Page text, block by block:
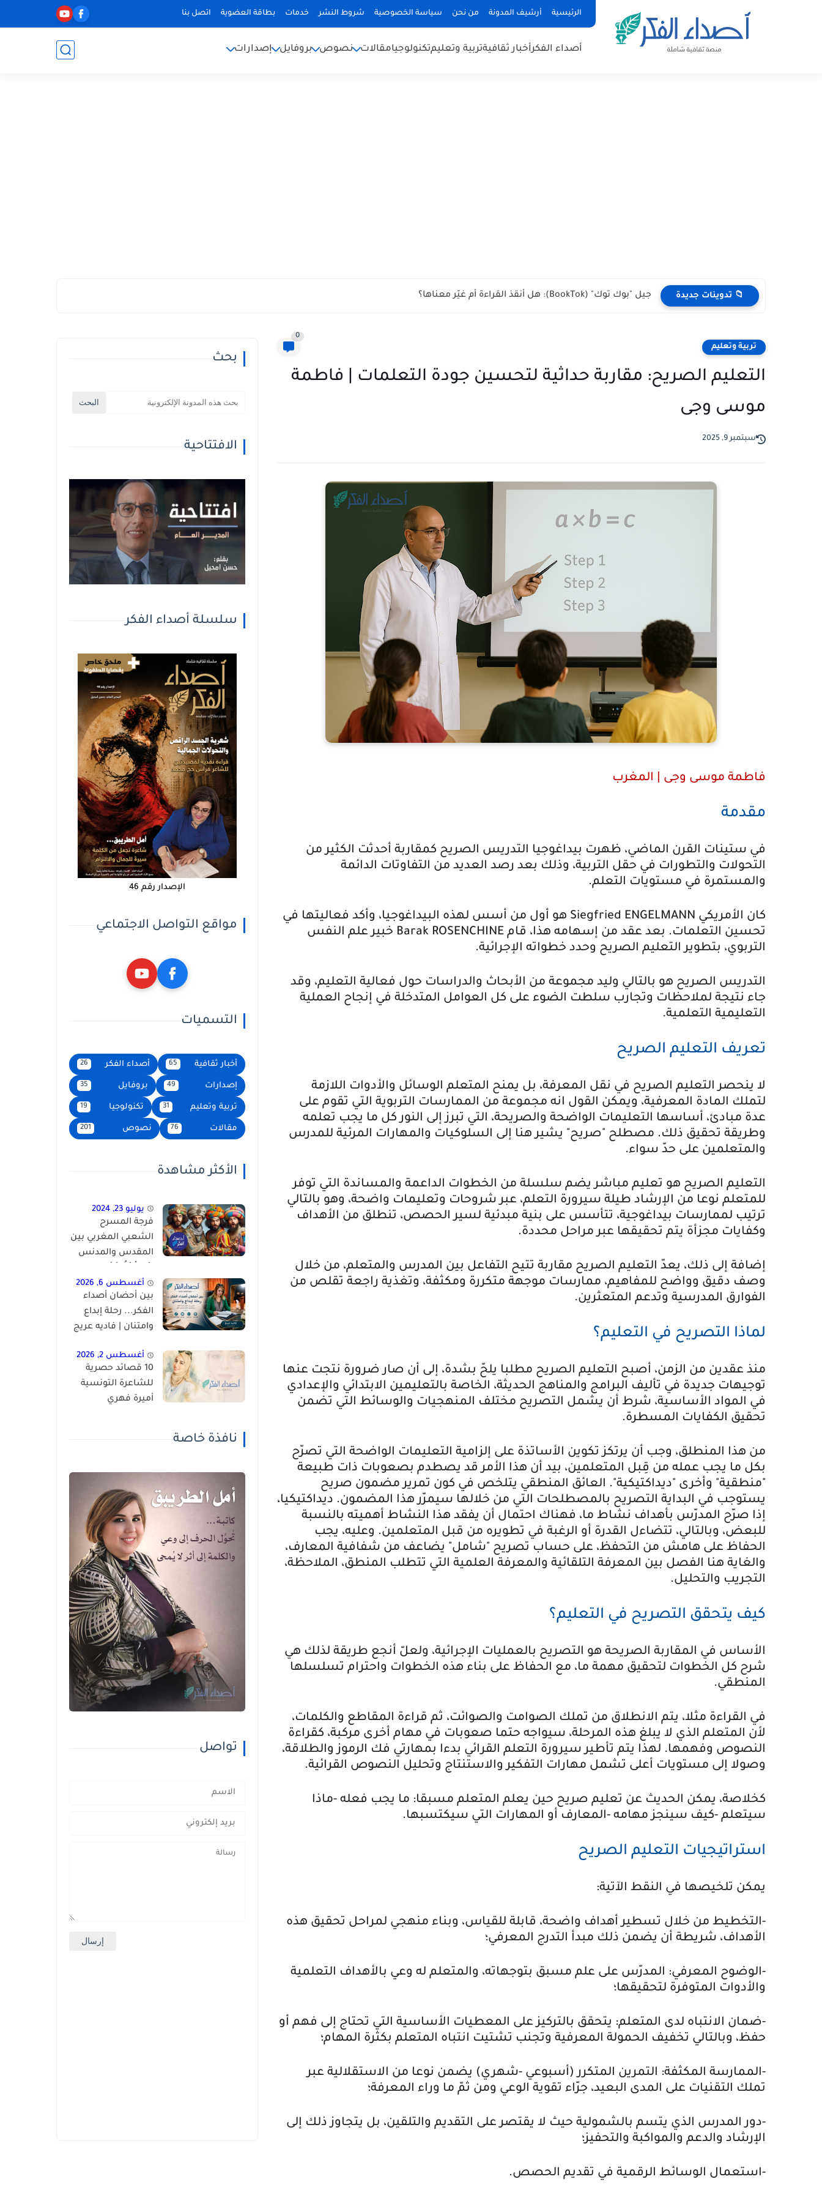
الرئيسية أرشيف المدونة من نحن سياسة الخصوصية شروط النشر خدمات بطاقة العضوية اتصل بنا
أصداء الفكرأخبار ثقافيةتربية وتعليمتكنولوجيامقالات نصوص بروفايل إصدارات
📁 تدوينات جديدة جيل "بوك توك" (BookTok): هل أنقذ القراءة أم غيّر معناها؟
تربية وتعليم
0
التعليم الصريح: مقاربة حداثية لتحسين جودة التعلمات | فاطمة
موسى وجى
سبتمبر 9, 2025
فاطمة موسى وجى | المغرب
مقدمة
في ستينات القرن الماضي، ظهرت بيداغوجيا التدريس الصريح كمقاربة أحدثت الكثير من
التحولات والتطورات في حقل التربية، وذلك بعد رصد العديد من التفاوتات الدائمة
والمستمرة في مستويات التعلم.
كان الأمريكي Siegfried ENGELMANN هو أول من أسس لهذه البيداغوجيا، وأكد فعاليتها في
تحسين التعلمات. بعد عقد من إسهامه هذا، قام Barak ROSENCHINE خبير علم النفس
التربوي، بتطوير التعليم الصريح وحدد خطواته الإجرائية.
التدريس الصريح هو بالتالي وليد مجموعة من الأبحاث والدراسات حول فعالية التعليم، وقد
جاء نتيجة لملاحظات وتجارب سلطت الضوء على كل العوامل المتدخلة في إنجاح العملية
التعليمية التعلمية.
تعريف التعليم الصريح
لا ينحصر التعليم الصريح في نقل المعرفة، بل يمنح المتعلم الوسائل والأدوات اللازمة
لتملك المادة المعرفية، ويمكن القول انه مجموعة من الممارسات التربوية التي تقوم على
عدة مبادئ، أساسها التعليمات الواضحة والصريحة، التي تبرز إلى النور كل ما يجب تعلمه
وطريقة تحقيق ذلك. مصطلح "صريح" يشير هنا إلى السلوكيات والمهارات المرئية للمدرس
والمتعلمين على حدّ سواء.
التعليم الصريح هو تعليم مباشر يضم سلسلة من الخطوات الداعمة والمساندة التي توفر
للمتعلم نوعا من الإرشاد طيلة سيرورة التعلم، عبر شروحات وتعليمات واضحة، وهو بالتالي
ترتيب لممارسات بيداغوجية، تتأسس على بنية مبدئية لسير الحصص، تنطلق من الأهداف
وكفايات مجزأة يتم تحقيقها عبر مراحل محددة.
إضافة إلى ذلك، يعدّ التعليم الصريح مقاربة تتيح التفاعل بين المدرس والمتعلم، من خلال
وصف دقيق وواضح للمفاهيم، ممارسات موجهة متكررة ومكثفة، وتغذية راجعة تقلص من
الفوارق المدرسية وتدعم المتعثرين.
لماذا التصريح في التعليم؟
منذ عقدين من الزمن، أصبح التعليم الصريح مطلبا يلحّ بشدة، إلى أن صار ضرورة نتجت عنها
توجيهات جديدة في تأليف البرامج والمناهج الحديثة، الخاصة بالتعليمين الابتدائي والإعدادي
في المواد الأساسية، شرط أن يشمل التصريح مختلف المنهجيات والوسائط التي تضمن
تحقيق الكفايات المسطرة.
من هذا المنطلق، وجب أن يرتكز تكوين الأساتذة على إلزامية التعليمات الواضحة التي تصرّح
بكل ما يجب عمله من قِبل المتعلمين، بيد أن هذا الأمر قد يصطدم بصعوبات ذات طبيعة
"منطقية" وأخرى "ديداكتيكية". العائق المنطقي يتلخص في كون تمرير مضمون صريح
يستوجب في البداية التصريح بالمصطلحات التي من خلالها سيمرّر هذا المضمون. ديداكتيكيا،
إذا صرّح المدرّس بأهداف نشاط ما، فهناك احتمال أن يفقد هذا النشاط أهميته بالنسبة
للبعض، وبالتالي، تتضاءل القدرة أو الرغبة في تطويره من قبل المتعلمين. وعليه، يجب
الحفاظ على هامش من التحفظ، على حساب تصريح "شامل" يضاعف من شفافية المعارف،
والغاية هنا الفصل بين المعرفة التلقائية والمعرفة العلمية التي تتطلب المنطق، الملاحظة،
التجريب والتحليل.
كيف يتحقق التصريح في التعليم؟
الأساس في المقاربة الصريحة هو التصريح بالعمليات الإجرائية، ولعلّ أنجع طريقة لذلك هي
شرح كل الخطوات لتحقيق مهمة ما، مع الحفاظ على بناء هذه الخطوات واحترام تسلسلها
المنطقي.
في القراءة مثلا، يتم الانطلاق من تملك الصوامت والصوائت، ثم قراءة المقاطع والكلمات،
لأن المتعلم الذي لا يبلغ هذه المرحلة، سيواجه حتما صعوبات في مهام أخرى مركبة، كقراءة
النصوص وفهمها. لهذا يتم تأطير سيرورة التعلم القرائي بدءا بمهارتي فك الرموز والطلاقة،
وصولا إلى مستويات أعلى تشمل مهارات التفكير والاستنتاج وتحليل النصوص القرائية.
كخلاصة، يمكن الحديث عن تعليم صريح حين يعلم المتعلم مسبقا: ما يجب فعله -ماذا
سيتعلم -كيف سينجز مهامه -المعارف أو المهارات التي سيكتسبها.
استراتيجيات التعليم الصريح
يمكن تلخيصها في النقط الآتية:
-التخطيط من خلال تسطير أهداف واضحة، قابلة للقياس، وبناء منهجي لمراحل تحقيق هذه
الأهداف، شريطة أن يضمن ذلك مبدأ التدرج المعرفي؛
-الوضوح المعرفي: المدرّس على علم مسبق بتوجهاته، والمتعلم له وعي بالأهداف التعلمية
والأدوات المتوفرة لتحقيقها؛
-ضمان الانتباه لدى المتعلم: يتحقق بالتركيز على المعطيات الأساسية التي تحتاج إلى فهم أو
حفظ، وبالتالي تخفيف الحمولة المعرفية وتجنب تشتيت انتباه المتعلم بكثرة المهام؛
-الممارسة المكثفة: التمرين المتكرر (أسبوعي -شهري) يضمن نوعا من الاستقلالية عبر
تملك التقنيات على المدى البعيد، جرّاء تقوية الوعي ومن ثمّ ما وراء المعرفة؛
-دور المدرس الذي يتسم بالشمولية حيث لا يقتصر على التقديم والتلقين، بل يتجاوز ذلك إلى
الإرشاد والدعم والمواكبة والتحفيز؛
-استعمال الوسائط الرقمية في تقديم الحصص.
بحث
الافتتاحية
سلسلة أصداء الفكر
الإصدار رقم 46
مواقع التواصل الاجتماعي
التسميات
أخبار ثقافية 65 أصداء الفكر 26
إصدارات 49 بروفايل 35
تربية وتعليم 31 تكنولوجيا 19
مقالات 76 نصوص 201
الأكثر مشاهدة
يوليو 23, 2024
فرجة المسرح
الشعبي المغربي بين
المقدس والمدنس
طارق العلوي
الحسني
أغسطس 6, 2026
بين أحضان أصداء
الفكر... رحلة إبداع
وامتنان | فاديه عريج
أغسطس 2, 2026
10 قصائد حصرية
للشاعرة التونسية
أميرة فهري
نافذة خاصة
تواصل